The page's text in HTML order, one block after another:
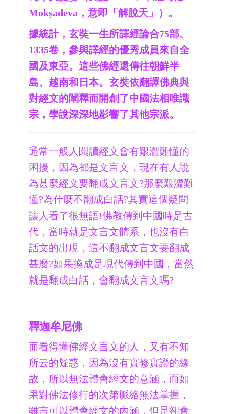
Mokṣadeva，意即「解脫天」）。
據統計，玄奘一生所譯經論合75部、
1335卷，參與譯經的優秀成員來自全
國及東亞。這些佛經還傳往朝鮮半
島、越南和日本。玄奘依翻譯佛典與
對經文的闡釋而開創了中國法相唯識
宗，學說深深地影響了其他宗派。
通常一般人閱讀經文會有艱澀難懂的
困擾，因為都是文言文，現在有人說
為甚麼經文要翻成文言文?那麼艱澀難
懂?為什麼不翻成白話?其實這個疑問
讓人看了很無語!佛教傳到中國時是古
代，當時就是文言文體系，也沒有白
話文的出現，這不翻成文言文要翻成
甚麼?如果換成是現代傳到中國，當然
就是翻成白話，會翻成文言文嗎?
釋迦牟尼佛
而看得懂佛經文言文的人，又有不知
所云的疑惑，因為沒有實修實證的緣
故，所以無法體會經文的意涵，而如
果對佛法修行的次第脈絡無法掌握，
雖言可以體會經文的內涵，但是卻會